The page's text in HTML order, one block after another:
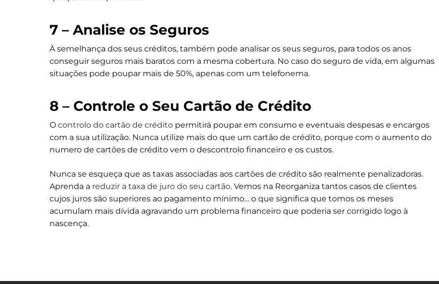
7 – Analise os Seguros
À semelhança dos seus créditos, também pode analisar os seus seguros, para todos os anos
conseguir seguros mais baratos com a mesma cobertura. No caso do seguro de vida, em algumas
situações pode poupar mais de 50%, apenas com um telefonema.
8 – Controle o Seu Cartão de Crédito
O controlo do cartão de crédito permitirá poupar em consumo e eventuais despesas e encargos
com a sua utilização. Nunca utilize mais do que um cartão de crédito, porque com o aumento do
numero de cartões de crédito vem o descontrolo financeiro e os custos.
Nunca se esqueça que as taxas associadas aos cartões de crédito são realmente penalizadoras.
Aprenda a reduzir a taxa de juro do seu cartão. Vemos na Reorganiza tantos casos de clientes
cujos juros são superiores ao pagamento mínimo… o que significa que tomos os meses
acumulam mais dívida agravando um problema financeiro que poderia ser corrigido logo à
nascença.